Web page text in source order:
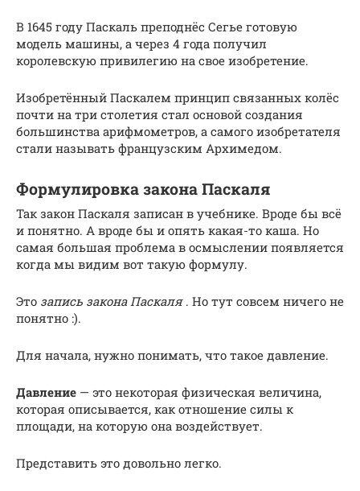
В 1645 году Паскаль преподнёс Сегье готовую
модель машины, а через 4 года получил
королевскую привилегию на свое изобретение.
Изобретённый Паскалем принцип связанных колёс
почти на три столетия стал основой создания
большинства арифмометров, а самого изобретателя
стали называть французским Архимедом.
Формулировка закона Паскаля
Так закон Паскаля записан в учебнике. Вроде бы всё
и понятно. А вроде бы и опять какая-то каша. Но
самая большая проблема в осмыслении появляется
когда мы видим вот такую формулу.
Это запись закона Паскаля. Но тут совсем ничего не
понятно :).
Для начала, нужно понимать, что такое давление.
Давление — это некоторая физическая величина,
которая описывается, как отношение силы к
площади, на которую она воздействует.
Представить это довольно легко.